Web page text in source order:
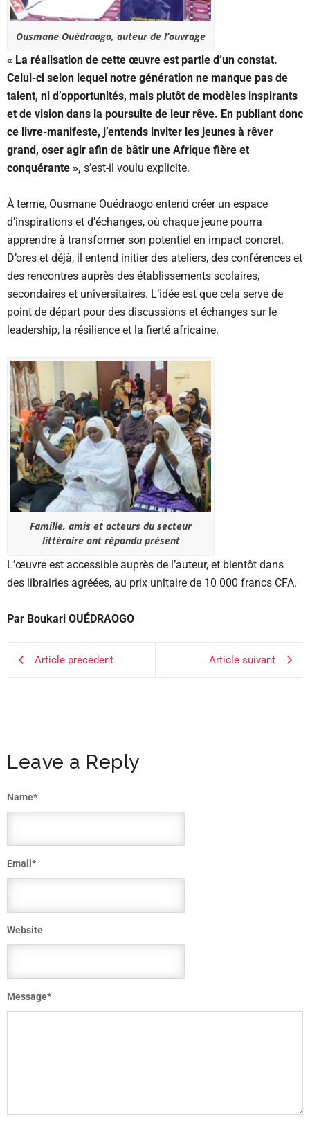
Ousmane Ouédraogo, auteur de l’ouvrage
« La réalisation de cette œuvre est partie d’un constat.
Celui-ci selon lequel notre génération ne manque pas de
talent, ni d’opportunités, mais plutôt de modèles inspirants
et de vision dans la poursuite de leur rêve. En publiant donc
ce livre-manifeste, j’entends inviter les jeunes à rêver
grand, oser agir afin de bâtir une Afrique fière et
conquérante », s’est-il voulu explicite.
À terme, Ousmane Ouédraogo entend créer un espace
d’inspirations et d’échanges, où chaque jeune pourra
apprendre à transformer son potentiel en impact concret.
D’ores et déjà, il entend initier des ateliers, des conférences et
des rencontres auprès des établissements scolaires,
secondaires et universitaires. L’idée est que cela serve de
point de départ pour des discussions et échanges sur le
leadership, la résilience et la fierté africaine.
Famille, amis et acteurs du secteur
littéraire ont répondu présent
L’œuvre est accessible auprès de l’auteur, et bientôt dans
des librairies agréées, au prix unitaire de 10 000 francs CFA.
Par Boukari OUÉDRAOGO
Article précédent Article suivant
Leave a Reply
Message*
Name*
Email *
Website